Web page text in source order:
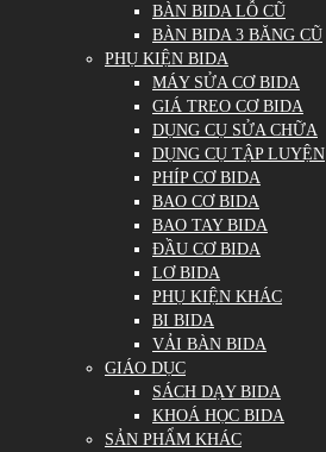
BÀN BIDA LỖ CŨ
BÀN BIDA 3 BĂNG CŨ
PHỤ KIỆN BIDA
MÁY SỬA CƠ BIDA
GIÁ TREO CƠ BIDA
DỤNG CỤ SỬA CHỮA
DỤNG CỤ TẬP LUYỆN
PHÍP CƠ BIDA
BAO CƠ BIDA
BAO TAY BIDA
ĐẦU CƠ BIDA
LƠ BIDA
PHỤ KIỆN KHÁC
BI BIDA
VẢI BÀN BIDA
GIÁO DỤC
SÁCH DẠY BIDA
KHOÁ HỌC BIDA
SẢN PHẨM KHÁC